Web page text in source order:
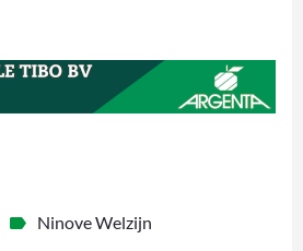
Ninove Welzijn